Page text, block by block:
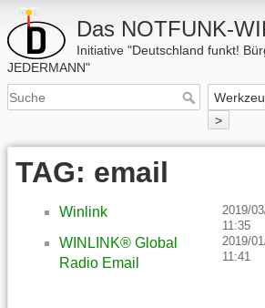
Das NOTFUNK-
Initiative "Deutschland funkt!
JEDERMANN"
>
TAG: email
Winlink
2019/
11:35
WINLINK® Global
Radio Email
2019/
11:41